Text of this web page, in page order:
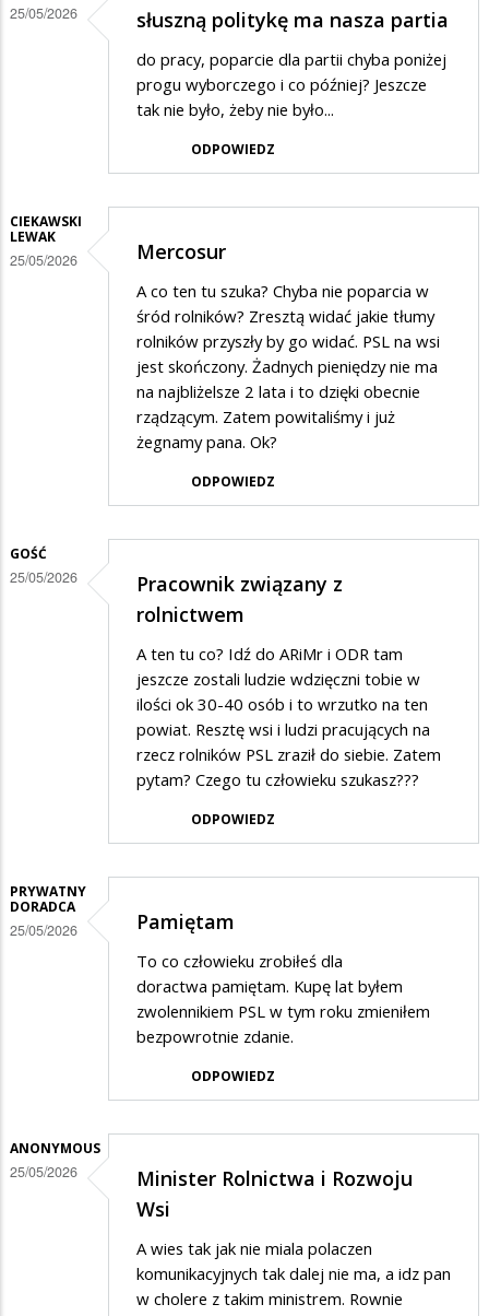
25/05/2026 słuszną politykę ma nasza partia
do pracy, poparcie dla partii chyba poniżej
progu wyborczego i co później? Jeszcze
tak nie było, żeby nie było...
ODPOWIEDZ
CIEKAWSKI
LEWAK
25/05/2026 Mercosur
A co ten tu szuka? Chyba nie poparcia w
śród rolników? Zresztą widać jakie tłumy
rolników przyszły by go widać. PSL na wsi
jest skończony. Żadnych pieniędzy nie ma
na najbliżelsze 2 lata i to dzięki obecnie
rządzącym. Zatem powitaliśmy i już
żegnamy pana. Ok?
ODPOWIEDZ
GOŚĆ
25/05/2026
Pracownik związany z
rolnictwem
A ten tu co? Idź do ARiMr i ODR tam
jeszcze zostali ludzie wdzięczni tobie w
ilości ok 30-40 osób i to wrzutko na ten
powiat. Resztę wsi i ludzi pracujących na
rzecz rolników PSL zraził do siebie. Zatem
pytam? Czego tu człowieku szukasz???
ODPOWIEDZ
PRYWATNY
DORADCA
25/05/2026 Pamiętam
To co człowieku zrobiłeś dla
doractwa pamiętam. Kupę lat byłem
zwolennikiem PSL w tym roku zmieniłem
bezpowrotnie zdanie.
ODPOWIEDZ
ANONYMOUS
25/05/2026
Minister Rolnictwa i Rozwoju
Wsi
A wies tak jak nie miala polaczen
komunikacyjnych tak dalej nie ma, a idz pan
w cholere z takim ministrem. Rownie